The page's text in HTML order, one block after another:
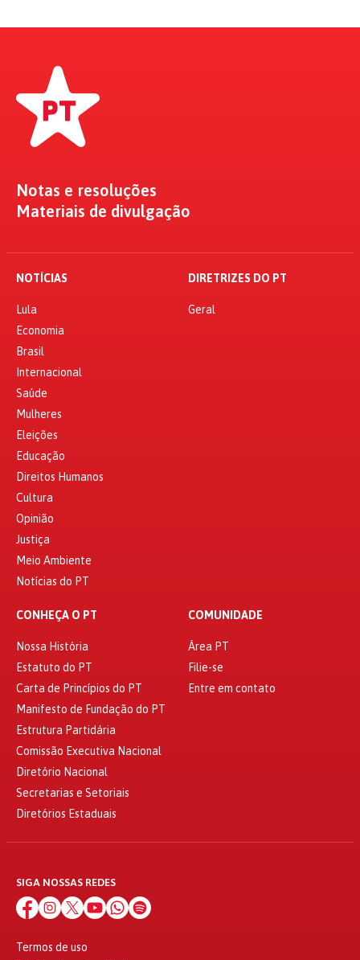
Notas e resoluções
Materiais de divulgação
NOTÍCIAS
Lula
Economia
Brasil
Internacional
Saúde
Mulheres
Eleições
Educação
Direitos Humanos
Cultura
Opinião
Justiça
Meio Ambiente
Notícias do PT
DIRETRIZES DO PT
Geral
CONHEÇA O PT
Nossa História
Estatuto do PT
Carta de Princípios do PT
Manifesto de Fundação do PT
Estrutura Partidária
Comissão Executiva Nacional
Diretório Nacional
Secretarias e Setoriais
Diretórios Estaduais
COMUNIDADE
Área PT
Filie-se
Entre em contato
SIGA NOSSAS REDES
Termos de uso